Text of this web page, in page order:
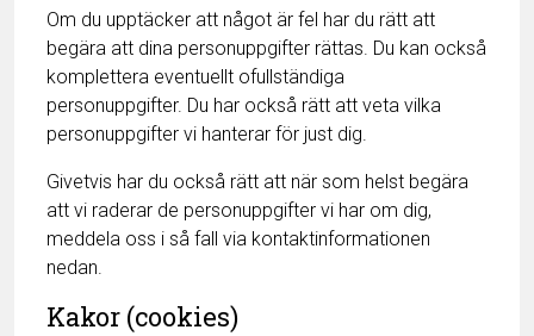
Om du upptäcker att något är fel har du rätt att
begära att dina personuppgifter rättas. Du kan också
komplettera eventuellt ofullständiga
personuppgifter. Du har också rätt att veta vilka
personuppgifter vi hanterar för just dig.
Givetvis har du också rätt att när som helst begära
att vi raderar de personuppgifter vi har om dig,
meddela oss i så fall via kontaktinformationen
nedan.
Kakor (cookies)